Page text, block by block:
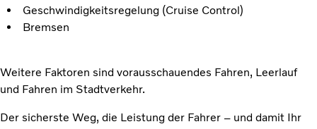
Geschwindigkeitsregelung (Cruise Control)
Bremsen
Weitere Faktoren sind vorausschauendes Fahren, Leerlauf
und Fahren im Stadtverkehr.
Der sicherste Weg, die Leistung der Fahrer – und damit Ihr